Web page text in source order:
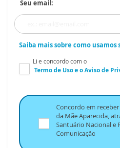
Seu email:
Saiba mais sobre como usamos
Li e concordo com o
Termo de Usoe oAviso de
Concordo em
da Mãe Aparecida,
Santuário Nacional e
Comunicação